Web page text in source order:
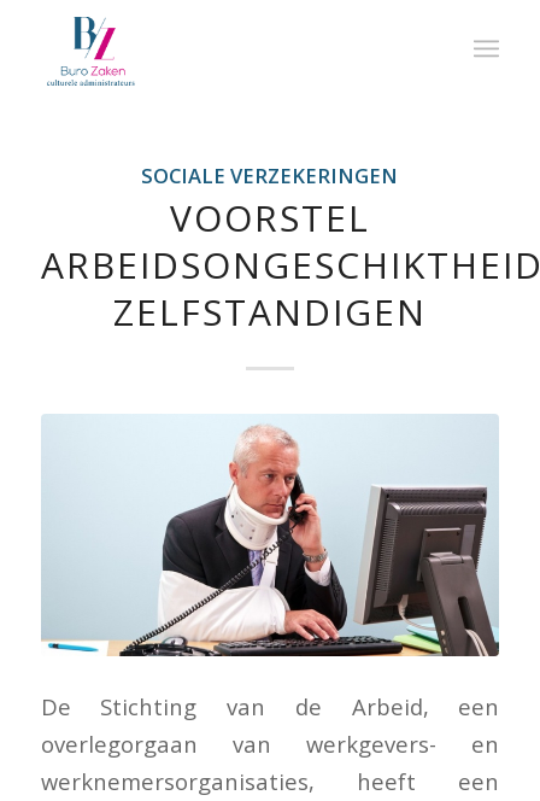
SOCIALE VERZEKERINGEN
VOORSTEL
ZELFSTANDIGEN
De Stichting van de Arbeid, een
overlegorgaan van werkgevers- en
werknemersorganisaties, heeft een